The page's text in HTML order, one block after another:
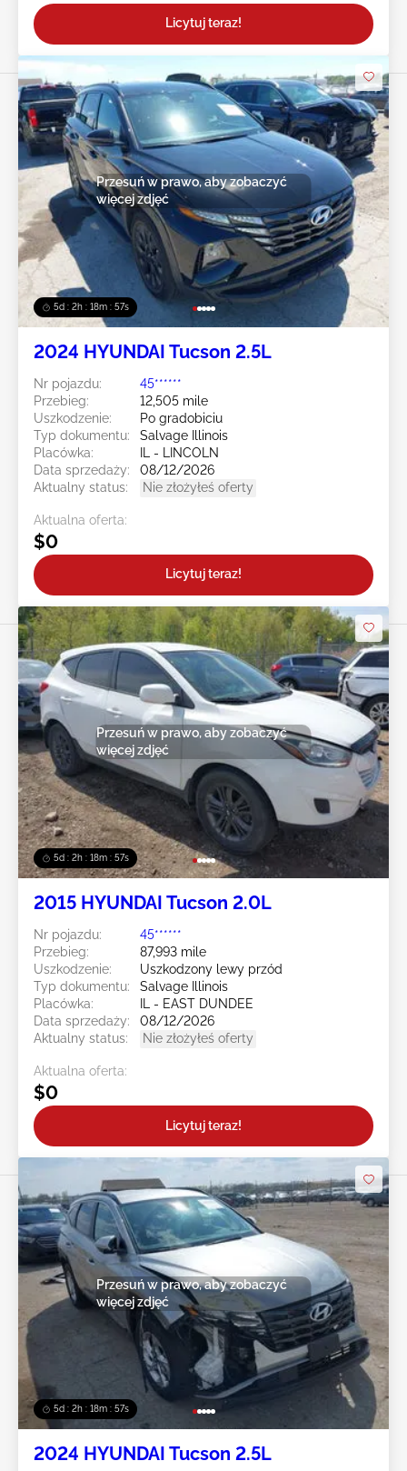
Licytuj teraz!
5d : 2h : 18m : 55s
Przesuń w prawo, aby zobaczyć
więcej zdjęć
2024 HYUNDAI Tucson 2.5L
Nr pojazdu:
45******
Przebieg:
12,505 mile
Uszkodzenie:
Po gradobiciu
Typ dokumentu:
Salvage Illinois
Placówka:
IL - LINCOLN
Data sprzedaży:
08/12/2026
Aktualny status:
Nie złożyłeś oferty
Aktualna oferta:
$0
Licytuj teraz!
5d : 2h : 18m : 55s
Przesuń w prawo, aby zobaczyć
więcej zdjęć
2015 HYUNDAI Tucson 2.0L
Nr pojazdu:
45******
Przebieg:
87,993 mile
Uszkodzenie:
Uszkodzony lewy przód
Typ dokumentu:
Salvage Illinois
Placówka:
IL - EAST DUNDEE
Data sprzedaży:
08/12/2026
Aktualny status:
Nie złożyłeś oferty
Aktualna oferta:
$0
Licytuj teraz!
5d : 2h : 18m : 55s
Przesuń w prawo, aby zobaczyć
więcej zdjęć
2024 HYUNDAI Tucson 2.5L